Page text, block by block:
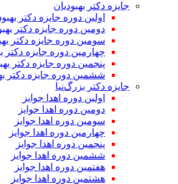
جایزه دکتر بهبودیان
اولین دوره جایزه دکتر
دومین دوره جایزه دکتر
سومین دوره جایزه دکتر
چهارمین دوره جایزه دکتر
پنجمین دوره جایزه دکتر
ششمین دوره جایزه دکتر
جایزه دکتر بزرگ‌نیا
اولین دوره اهدا جوایز
دومین دوره اهدا جوایز
سومین دوره اهدا جوایز
چهارمین دوره اهدا جوایز
پنجمین دوره اهدا جوایز
ششمین دوره اهدا جوایز
هفتمین دوره اهدا جوایز
هشتمین دوره اهدا جوایز